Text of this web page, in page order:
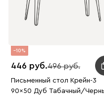
10
446 496
Письменный стол Крейн-3
90x50 Дуб Табачный/